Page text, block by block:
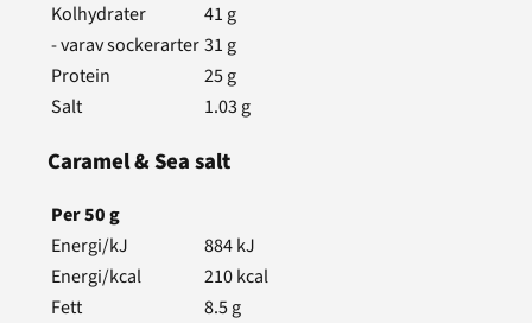
Kolhydrater
41 g
- varav sockerarter31 g
Protein
25g
Salt
1.03 g
Caramel & Sea salt
Per50g
Energi/kJ
884kJ
Energi/kcal
210kcal
Fett
8.5g